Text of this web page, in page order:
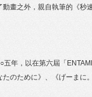
動畫之外，親自執筆的《秒
五年，以在第六屆「
たのために》、《げーまに